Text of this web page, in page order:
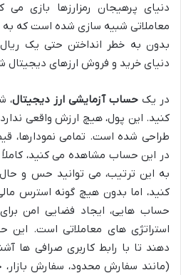
دنیای پرهیجان رمزارزها بازی
معاملاتی شبیه سازی شده است که به
بدون به خطر انداختن حتی یک ریال
دنیای خرید و فروش ارزهای دیجیتال
در یک حساب آزمایشی ارز دیجیتال،
کنید. این پول، هیچ ارزش واقعی
طراحی شده است. تمامی نمودارها،
در این حساب مشاهده می کنید،
به این ترتیب، می توانید حس و
کنید، اما بدون هیچ گونه استرس
حساب هایی، ایجاد فضایی امن
استراتژی های معاملاتی است.
دهند تا با رابط کاربری صرافی ها
(مانند سفارش محدود، سفارش